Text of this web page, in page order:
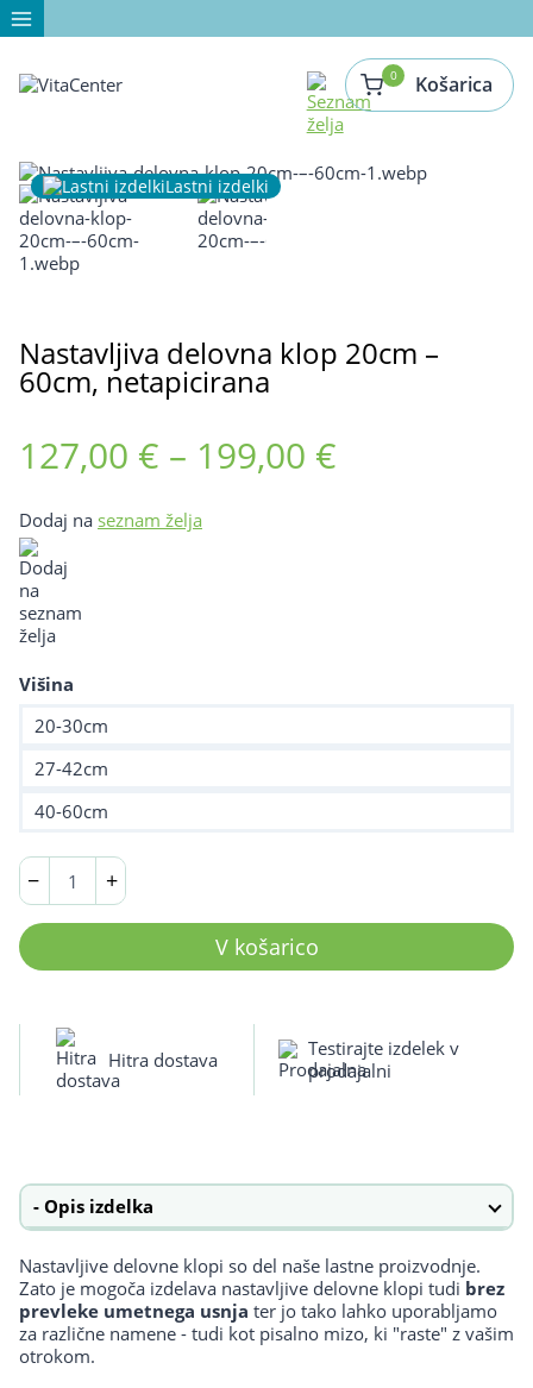
Skip
to
Košarica
0
Lastni izdelki
Nastavljiva delovna klop 20cm –
60cm, netapicirana
127,00 € – 199,00 €
Dodaj na seznam želja
Višina
20-30cm
27-42cm
40-60cm
Nastavljiva
delovna
klop
20cm
–
količina
− +
V košarico
Hitra dostava
Testirajte izdelek v
prodajalni
Opis izdelka
Nastavljive delovne klopi so del naše lastne proizvodnje.
Zato je mogoča izdelava nastavljive delovne klopi tudi brez
prevleke umetnega usnja ter jo tako lahko uporabljamo
za različne namene - tudi kot pisalno mizo, ki "raste" z vašim
otrokom.